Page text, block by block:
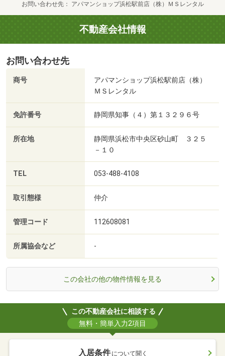
お問い合わせ先 アパマンショップ浜松駅前店（株）ＭＳレンタル
不動産会社情報
お問い合わせ先
商号
アパマンショップ浜松駅前店（株）
ＭＳレンタル
免許番号 静岡県知事（４）第１３２９６号
所在地
静岡県浜松市中央区砂山町 ３２５
－１０
TEL 053-488-4108
取引態様 仲介
管理コード 112608081
所属協会など -
この会社の他の物件情報を見る
この不動産会社に相談する
無料・簡単入力2項目
入居条件 について聞く